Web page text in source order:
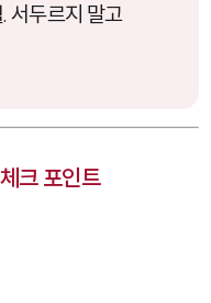
서두르지 말고
크 포인트